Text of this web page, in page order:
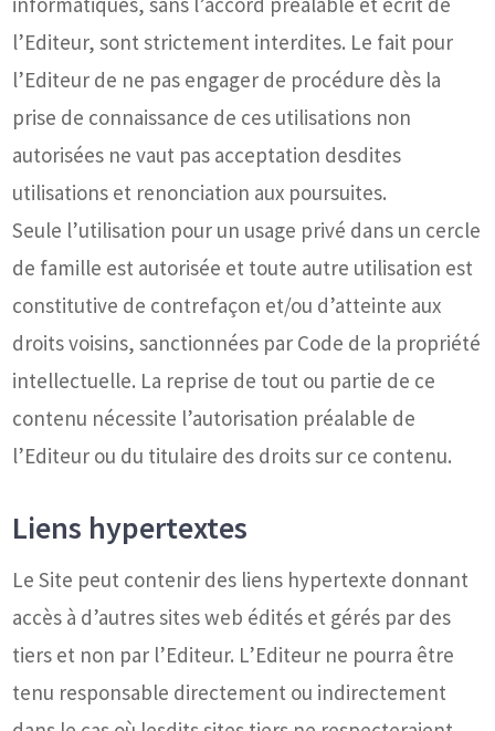
l’Editeur, sont strictement interdites. Le fait pour
l’Editeur de ne pas engager de procédure dès la
prise de connaissance de ces utilisations non
autorisées ne vaut pas acceptation desdites
utilisations et renonciation aux poursuites.
Seule l’utilisation pour un usage privé dans un cercle
de famille est autorisée et toute autre utilisation est
constitutive de contrefaçon et/ou d’atteinte aux
droits voisins, sanctionnées par Code de la propriété
intellectuelle. La reprise de tout ou partie de ce
contenu nécessite l’autorisation préalable de
l’Editeur ou du titulaire des droits sur ce contenu.
Liens hypertextes
Le Site peut contenir des liens hypertexte donnant
accès à d’autres sites web édités et gérés par des
tiers et non par l’Editeur. L’Editeur ne pourra être
tenu responsable directement ou indirectement